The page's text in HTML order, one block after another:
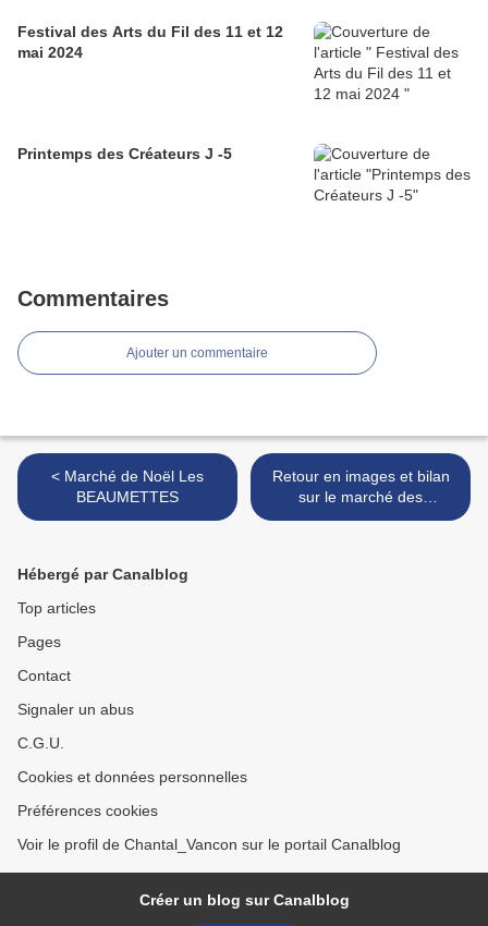
Festival des Arts du Fil des 11 et 12
mai 2024
Printemps des Créateurs J -5
Commentaires
Ajouter un commentaire
< Marché de Noël Les
BEAUMETTES
Retour en images et bilan
sur le marché des
Créateurs >
Hébergé par Canalblog
Top articles
Pages
Contact
Signaler un abus
C.G.U.
Cookies et données personnelles
Préférences cookies
Voir le profil de Chantal_Vancon sur le portail Canalblog
Créer un blog sur Canalblog